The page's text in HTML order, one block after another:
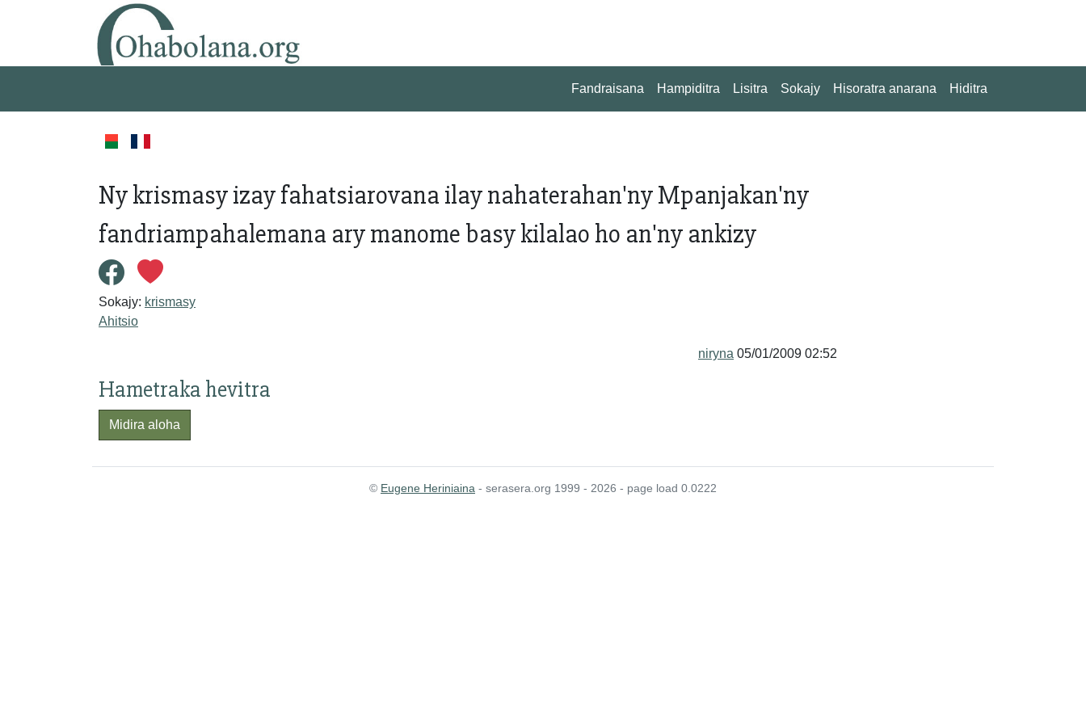
Fandraisana Hampiditra Lisitra Sokajy Hisoratra anarana Hiditra
Ny krismasy izay fahatsiarovana ilay nahaterahan'ny Mpanjakan'ny
fandriampahalemana ary manome basy kilalao ho an'ny ankizy
Sokajy: krismasy
Ahitsio
niryna 05/01/2009 02:52
Hametraka hevitra
Midira aloha
© Eugene Heriniaina - serasera.org 1999 - 2026 - page load 0.0222